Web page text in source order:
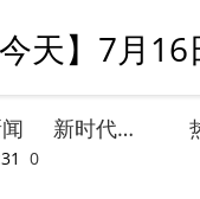
今天】7月
新时代文明实践
0